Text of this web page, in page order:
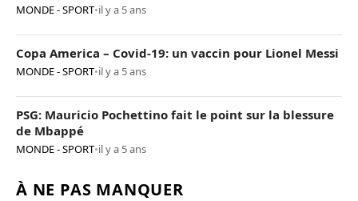
MONDE - SPORT•il y a 5 ans
Copa America – Covid-19: un vaccin pour Lionel Messi
MONDE - SPORT•il y a 5 ans
PSG: Mauricio Pochettino fait le point sur la blessure
de Mbappé
MONDE - SPORT•il y a 5 ans
À NE PAS MANQUER